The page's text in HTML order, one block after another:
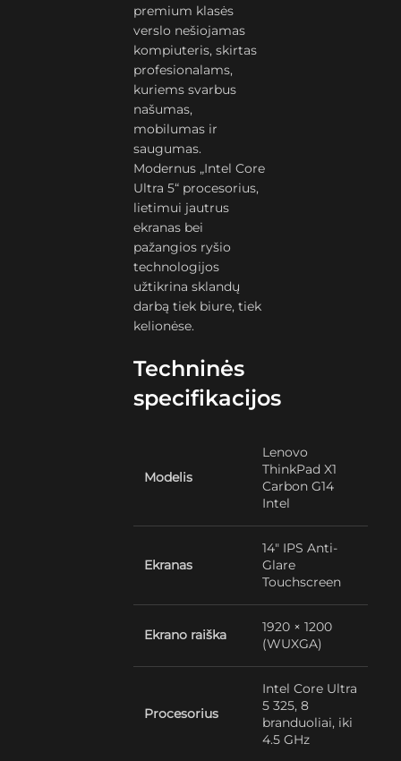
premium klasės
verslo nešiojamas
kompiuteris, skirtas
profesionalams,
kuriems svarbus
našumas,
mobilumas ir
saugumas.
Modernus „Intel Core
Ultra 5“ procesorius,
lietimui jautrus
ekranas bei
pažangios ryšio
technologijos
užtikrina sklandų
darbą tiek biure, tiek
kelionėse.
Techninės
specifikacijos
Modelis
Lenovo
ThinkPad X1
Carbon G14
Intel
Ekranas
14″ IPS Anti-
Glare
Touchscreen
Ekrano raiška
1920 × 1200
(WUXGA)
Procesorius
Intel Core Ultra
5 325, 8
branduoliai, iki
4.5 GHz